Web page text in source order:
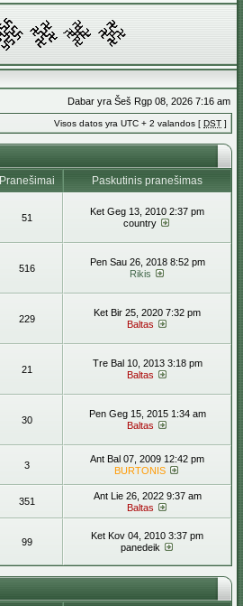
Dabar yra Šeš Rgp 08, 2026 7:16 am
Visos datos yra UTC + 2 valandos [ DST ]
Pranešimai
Paskutinis pranešimas
51
Ket Geg 13, 2010 2:37 pm
country
516
Pen Sau 26, 2018 8:52 pm
Rikis
229
Ket Bir 25, 2020 7:32 pm
Baltas
21
Tre Bal 10, 2013 3:18 pm
Baltas
30
Pen Geg 15, 2015 1:34 am
Baltas
3
Ant Bal 07, 2009 12:42 pm
BURTONIS
351
Ant Lie 26, 2022 9:37 am
Baltas
99
Ket Kov 04, 2010 3:37 pm
panedeik